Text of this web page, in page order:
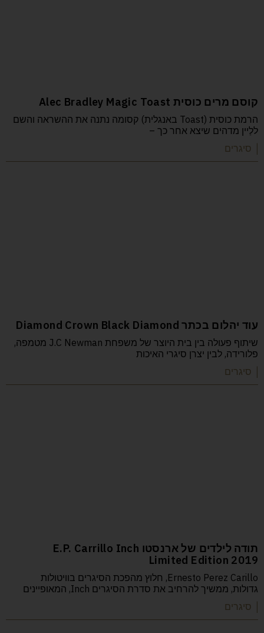
קוסם מרים כוסית Alec Bradley Magic Toast
הרמת כוסית (Toast באנגלית) קסומה נתנה את ההשראה והשם
ללַיין מדהים שיצא אחר כך –
| סיגרים
עוד יהלום בכתר Diamond Crown Black Diamond
שיתוף פעולה בין בית היוצר של משפחת J.C Newman מטמפה,
פלורידה, לבין יצרן סיגרי האיכות
| סיגרים
תודה לילדים של ארנסטו E.P. Carrillo Inch
Limited Edition 2019
Ernesto Perez Carillo, חלוץ מהפכת הסיגרים בוויטולות
גדולות, ממשיך להרחיב את סדרת הסיגרים Inch, המאופיינים
| סיגרים